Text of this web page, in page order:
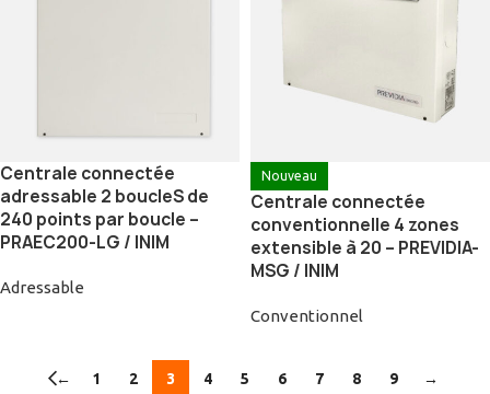
Centrale connectée
adressable 2 boucleS de
240 points par boucle –
PRAEC200-LG / INIM
Adressable
Nouveau
Centrale connectée
conventionnelle 4 zones
extensible à 20 – PREVIDIA-
MSG / INIM
Conventionnel
← 1 2 3 4 5 6 7 8 9 →